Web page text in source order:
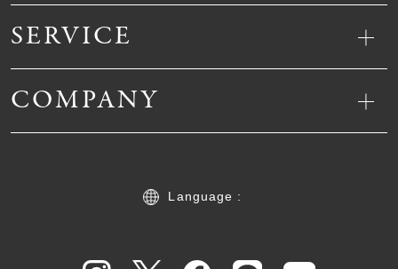
SERVICE
COMPANY
Language :